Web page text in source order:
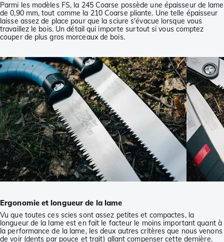
Parmi les modèles FS, la 245 Coarse possède une épaisseur de lame
de 0,90 mm, tout comme la 210 Coarse pliante. Une telle épaisseur
laisse assez de place pour que la sciure s'évacue lorsque vous
travaillez le bois. Un détail qui importe surtout si vous comptez
couper de plus gros morceaux de bois.
Ergonomie et longueur de la lame
Vu que toutes ces scies sont assez petites et compactes, la
longueur de la lame est en fait le facteur le moins important quant à
la performance de la lame, les deux autres critères que nous venons
de voir (dents par pouce et trait) allant compenser cette dernière.